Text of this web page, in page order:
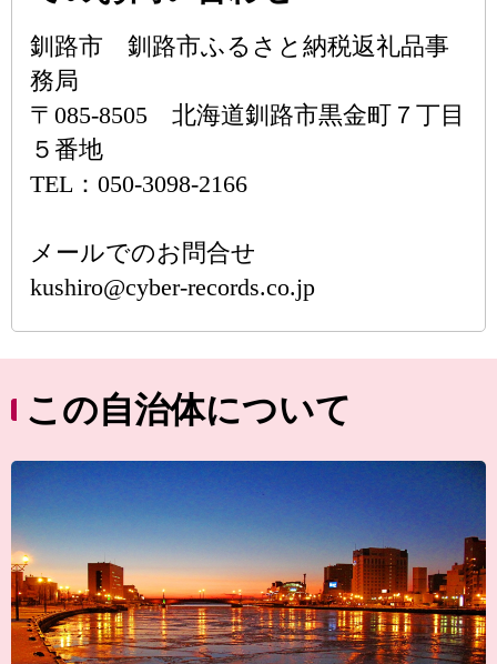
釧路市 釧路市ふるさと納税返礼品事
務局
〒085-8505 北海道釧路市黒金町７丁目
５番地
TEL：050-3098-2166
メールでのお問合せ
kushiro@cyber-records.co.jp
この自治体について